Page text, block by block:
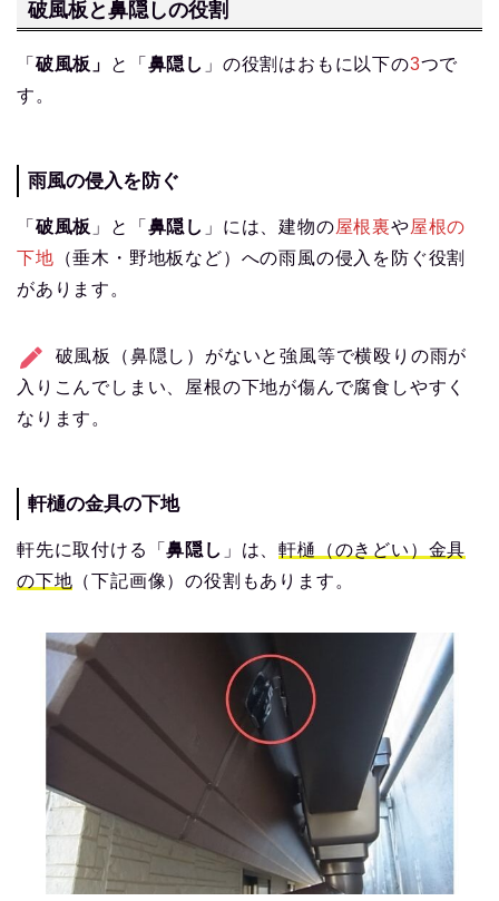
破風板と鼻隠しの役割
「 破風板」 と「 鼻隠し 」の役割はおもに以下の3つで
す。
雨風の侵入を防ぐ
「 破風板 」と「 鼻隠し 」には、建物の屋根裏や屋根の
下地 （垂木・野地板など）への雨風の侵入を防ぐ役割
があります。
破風板（鼻隠し）がないと強風等で横殴りの雨が
入りこんでしまい、屋根の下地が傷んで腐食しやすく
なります。
軒樋の金具の下地
軒先に取付ける「鼻隠し 」は、軒樋（のきどい）金具
の下地 （下記画像）の役割もあります。